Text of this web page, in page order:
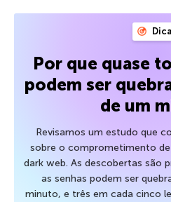
Por que quase
podem ser
de um
Revisamos um estudo que
sobre o comprometimento de
dark web. As descobertas são
as senhas podem ser
minuto, e três em cada cinco